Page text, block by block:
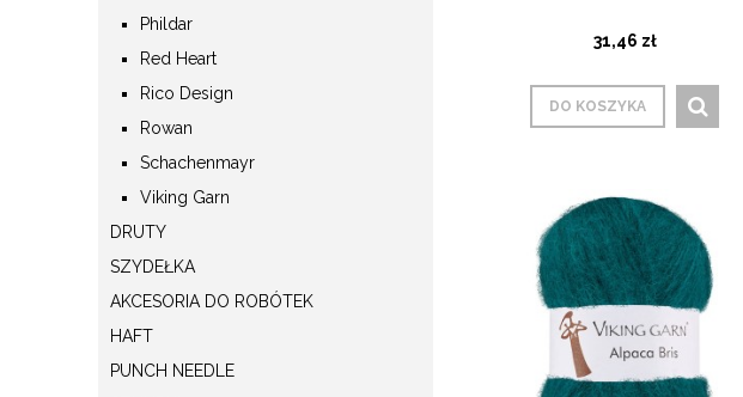
Phildar
Red Heart
Rico Design
Rowan
Schachenmayr
Viking Garn
DRUTY
SZYDEŁKA
AKCESORIA DO ROBÓTEK
HAFT
PUNCH NEEDLE
31,46 zł
DO KOSZYKA